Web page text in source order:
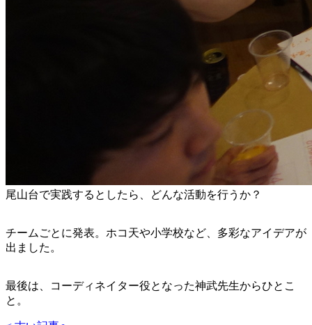
尾山台で実践するとしたら、どんな活動を行うか？
チームごとに発表。ホコ天や小学校など、多彩なアイデアが
出ました。
最後は、コーディネイター役となった神武先生からひとこ
と。